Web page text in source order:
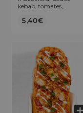
kebab, tomates,
5,40€